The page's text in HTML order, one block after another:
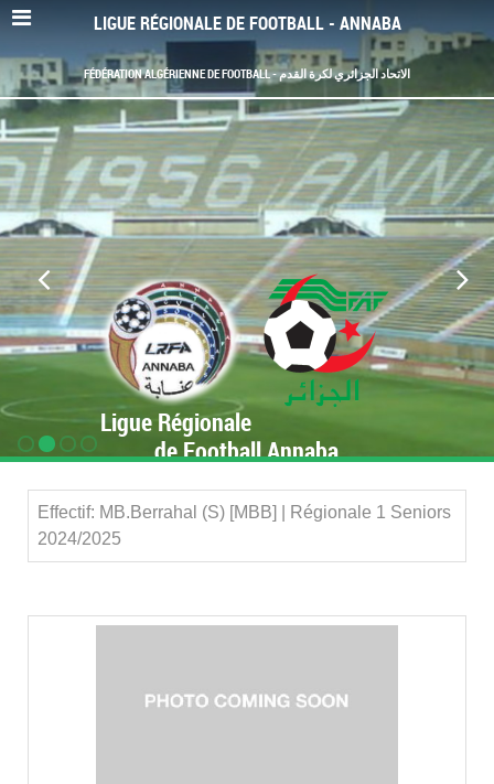
LIGUE RÉGIONALE DE FOOTBALL - ANNABA
FÉDÉRATION ALGÉRIENNE DE FOOTBALL - الاتحاد الجزائري لكرة القدم
Ligue Régionale
de Football Annaba
Effectif: MB.Berrahal (S) [MBB] | Régionale 1 Seniors
2024/2025